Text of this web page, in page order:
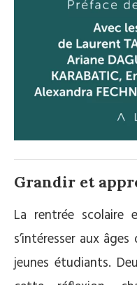
Grandir et
La rentrée scolaire
s’intéresser aux
jeunes étudiants.